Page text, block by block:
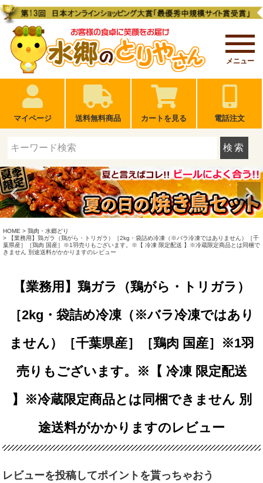
メニュー
マイページ 送料無料商品 カートを見る 電話注文
検索
HOME
鶏肉・水郷どり
【業務用】鶏ガラ（鶏がら・トリガラ）［2kg・袋詰め冷凍（※バラ冷凍ではありません）［千
葉県産］［鶏肉 国産］※1羽売りもございます。※【 冷凍 限定配送 】※冷蔵限定商品とは同梱で
きません 別途送料がかかりますのレビュー
【業務用】鶏ガラ（鶏がら・トリガラ）
［2kg・袋詰め冷凍（※バラ冷凍ではあり
ません）［千葉県産］［鶏肉 国産］※1羽
売りもございます。※【 冷凍 限定配送
】※冷蔵限定商品とは同梱できません 別
途送料がかかりますのレビュー
レビューを投稿してポイントを貰っちゃおう